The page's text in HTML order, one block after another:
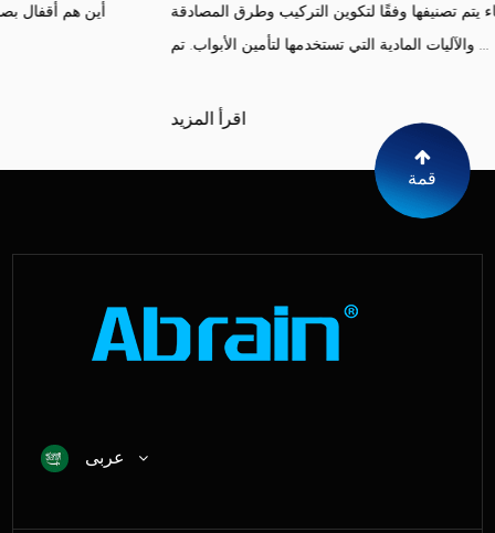
أقفال ذكية مقاومة للماء يتم تصنيفها وفقًا لتكوين التركيب وطرق المصادقة
والآليات المادية التي تستخدمها لتأمين الأبواب. تم ...
قمة
عربى